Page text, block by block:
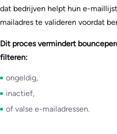
dat bedrijven helpt hun e-
mailadres te valideren voordat
Dit proces vermindert
filteren:
ongeldig,
inactief,
of valse e-mailadressen.